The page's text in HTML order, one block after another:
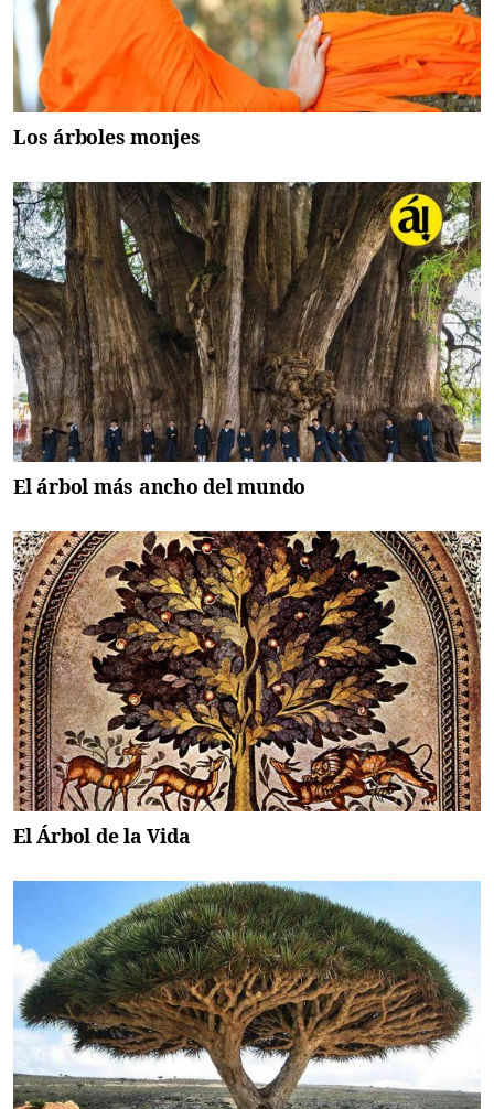
Los árboles monjes
El árbol más ancho del mundo
El Árbol de la Vida